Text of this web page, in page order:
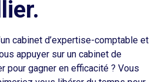
cabinet d’expertise-comptable et
appuyer sur un cabinet de
pour gagner en efficacité ? Vous